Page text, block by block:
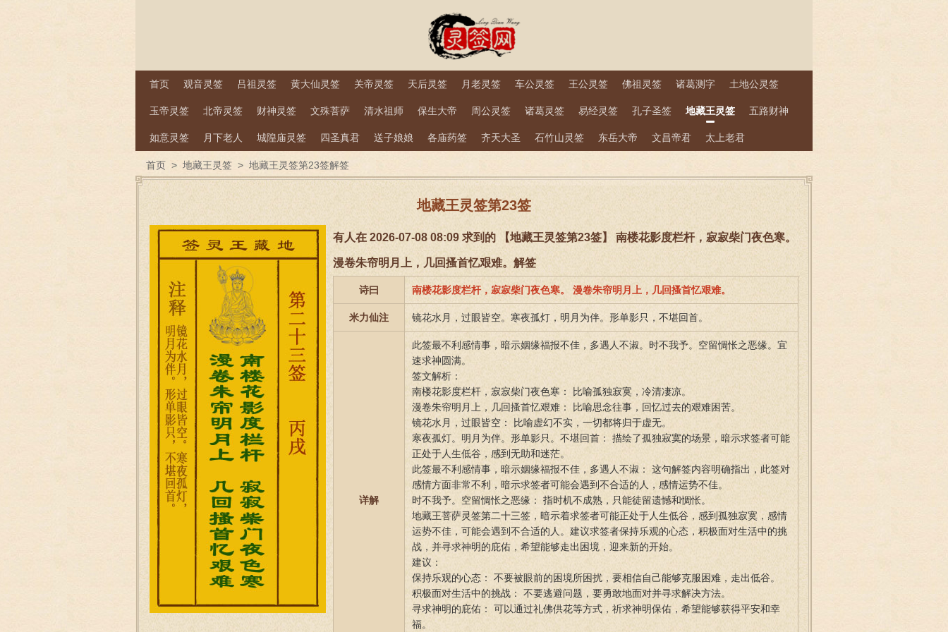
首页 观音灵签 吕祖灵签 黄大仙灵签 关帝灵签 天后灵签 月老灵签 车公灵签 王公灵签 佛祖灵签 诸葛测字 土地公灵签
玉帝灵签 北帝灵签 财神灵签 文殊菩萨 清水祖师 保生大帝 周公灵签 诸葛灵签 易经灵签 孔子圣签 地藏王灵签 五路财神
如意灵签 月下老人 城隍庙灵签 四圣真君 送子娘娘 各庙药签 齐天大圣 石竹山灵签 东岳大帝 文昌帝君 太上老君
首页 > 地藏王灵签 > 地藏王灵签第23签解签
地藏王灵签第23签
有人在 2026-07-08 08:09 求到的 【地藏王灵签第23签】 南楼花影度栏杆，寂寂柴门夜色寒。
漫卷朱帘明月上，几回搔首忆艰难。解签
诗曰 南楼花影度栏杆，寂寂柴门夜色寒。 漫卷朱帘明月上，几回搔首忆艰难。
米力仙注 镜花水月，过眼皆空。寒夜孤灯，明月为伴。形单影只，不堪回首。
详解
此签最不利感情事，暗示姻缘福报不佳，多遇人不淑。时不我予。空留惆怅之恶缘。宜
速求神圆满。
签文解析：
南楼花影度栏杆，寂寂柴门夜色寒： 比喻孤独寂寞，冷清凄凉。
漫卷朱帘明月上，几回搔首忆艰难： 比喻思念往事，回忆过去的艰难困苦。
镜花水月，过眼皆空： 比喻虚幻不实，一切都将归于虚无。
寒夜孤灯。明月为伴。形单影只。不堪回首： 描绘了孤独寂寞的场景，暗示求签者可能
正处于人生低谷，感到无助和迷茫。
此签最不利感情事，暗示姻缘福报不佳，多遇人不淑： 这句解签内容明确指出，此签对
感情方面非常不利，暗示求签者可能会遇到不合适的人，感情运势不佳。
时不我予。空留惆怅之恶缘： 指时机不成熟，只能徒留遗憾和惆怅。
地藏王菩萨灵签第二十三签，暗示着求签者可能正处于人生低谷，感到孤独寂寞，感情
运势不佳，可能会遇到不合适的人。建议求签者保持乐观的心态，积极面对生活中的挑
战，并寻求神明的庇佑，希望能够走出困境，迎来新的开始。
建议：
保持乐观的心态： 不要被眼前的困境所困扰，要相信自己能够克服困难，走出低谷。
积极面对生活中的挑战： 不要逃避问题，要勇敢地面对并寻求解决方法。
寻求神明的庇佑： 可以通过礼佛供花等方式，祈求神明保佑，希望能够获得平安和幸
福。